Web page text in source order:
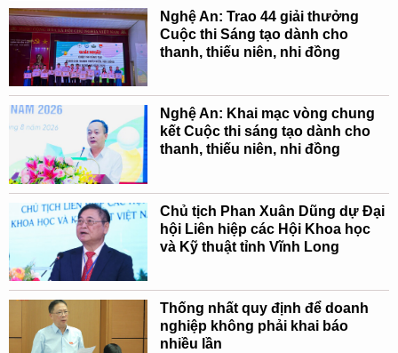
Nghệ An: Trao 44 giải thưởng
Cuộc thi Sáng tạo dành cho
thanh, thiếu niên, nhi đồng
Nghệ An: Khai mạc vòng chung
kết Cuộc thi sáng tạo dành cho
thanh, thiếu niên, nhi đồng
Chủ tịch Phan Xuân Dũng dự Đại
hội Liên hiệp các Hội Khoa học
và Kỹ thuật tỉnh Vĩnh Long
Thống nhất quy định để doanh
nghiệp không phải khai báo
nhiều lần